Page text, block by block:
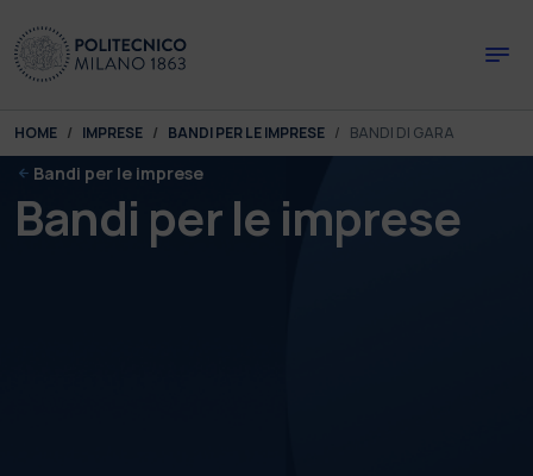
You are here:
HOME IMPRESE BANDI PER LE IMPRESE BANDI DI GARA
Bandi per le imprese
Bandi per le imprese